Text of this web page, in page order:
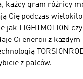
każdy gram różnicy
Cię podczas
jak LIGHTMOTION
Ci energii z
z palców.